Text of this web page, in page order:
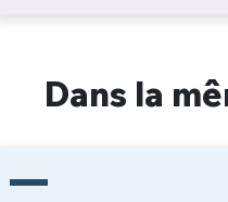
Dans la